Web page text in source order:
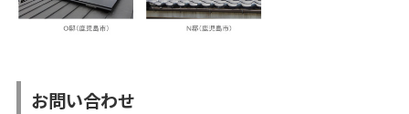
お問い合わせ